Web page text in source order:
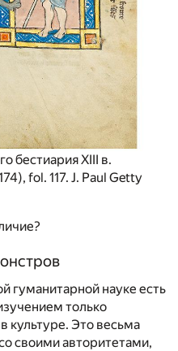
бестиария XIII в.
fol. 117. J. Paul Getty
гуманитарной науке есть
только
культуре. Это весьма
своими авторитетами,